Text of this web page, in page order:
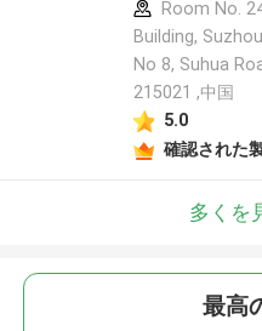
Room No.
Building,
No 8, Suhua
215021 ,中国
5.0
確認された
多くを
最高